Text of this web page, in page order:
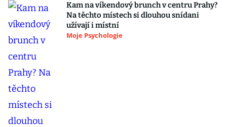
Kam na víkendový brunch v centru Prahy?
Na těchto místech si dlouhou snídani
užívají i místní
Moje Psychologie